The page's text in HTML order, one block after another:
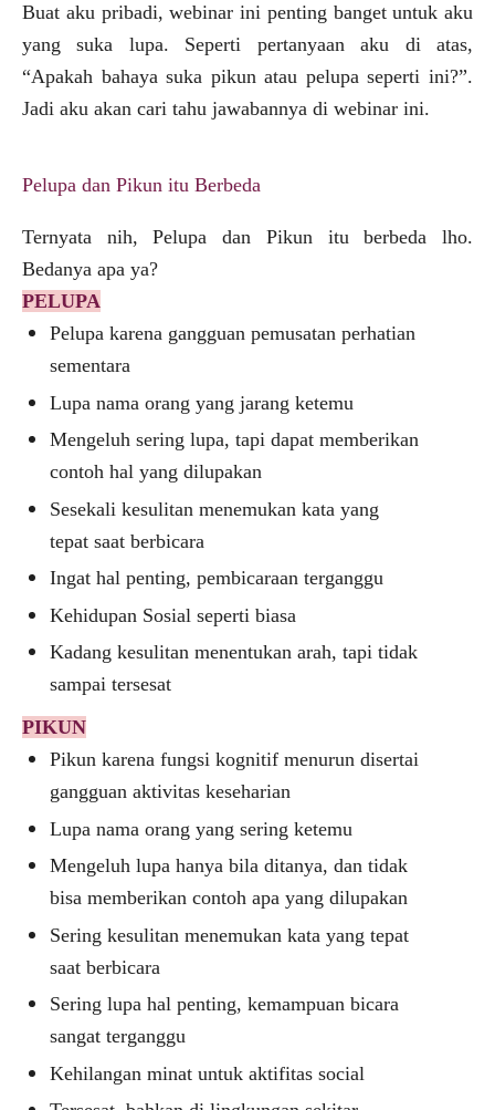
Buat aku pribadi, webinar ini penting banget untuk aku
yang suka lupa. Seperti pertanyaan aku di atas,
“Apakah bahaya suka pikun atau pelupa seperti ini?”.
Jadi aku akan cari tahu jawabannya di webinar ini.
Pelupa dan Pikun itu Berbeda
Ternyata nih, Pelupa dan Pikun itu berbeda lho.
Bedanya apa ya?
PELUPA
Pelupa karena gangguanpemusatan perhatian
sementara
Lupa nama orangyang jarang ketemu
Mengeluhsering lupa, tapi dapat memberikan
contoh hal yang dilupakan
Sesekalikesulitan menemukan kata yang
tepat saat berbicara
Ingat halpenting, pembicaraan terganggu
Kehidupan Sosial seperti biasa
Kadangkesulitan menentukan arah, tapi tidak
sampai tersesat
PIKUN
Pikunkarena fungsi kognitif menurun disertai
gangguan aktivitas keseharian
Lupa nama orang yang sering ketemu
Mengeluh lupa hanya bila ditanya, dan tidak
bisa memberikan contoh apa yang dilupakan
Sering kesulitan menemukan kata yang tepat
saat berbicara
Sering lupa hal penting, kemampuan bicara
sangat terganggu
Kehilangan minat untuk aktifitas social